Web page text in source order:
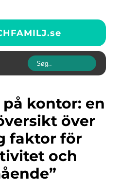
se
över
faktor för
och